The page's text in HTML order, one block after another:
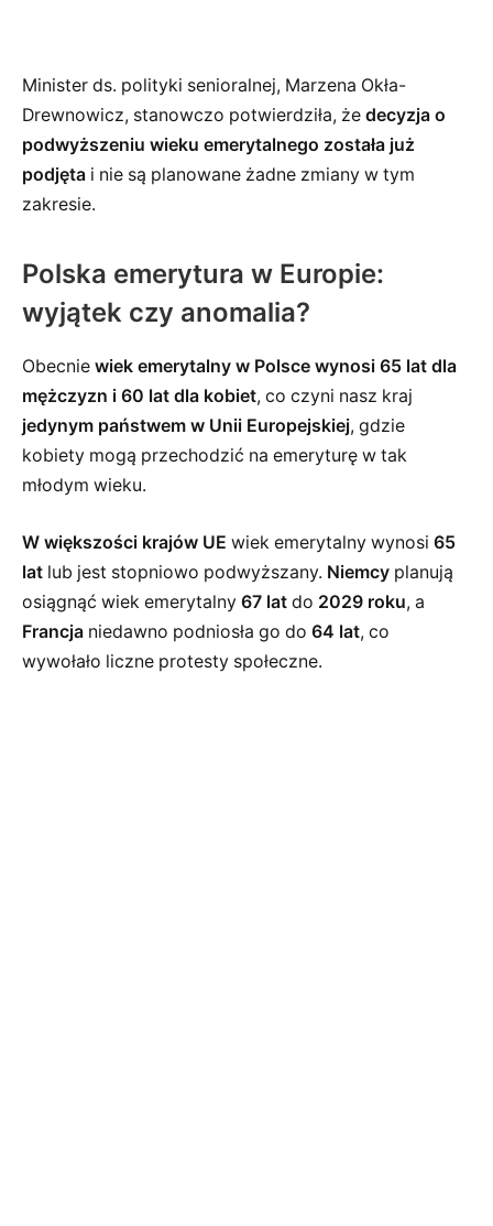
Minister ds. polityki senioralnej, Marzena Okła-
Drewnowicz, stanowczo potwierdziła, że decyzja o
podwyższeniu wieku emerytalnego została już
podjęta i nie są planowane żadne zmiany w tym
zakresie.
Polska emerytura w Europie:
wyjątek czy anomalia?
Obecnie wiek emerytalny w Polsce wynosi 65 lat dla
mężczyzn i 60 lat dla kobiet, co czyni nasz kraj
jedynym państwem w Unii Europejskiej, gdzie
kobiety mogą przechodzić na emeryturę w tak
młodym wieku.
W większości krajów UE wiek emerytalny wynosi 65
lat lub jest stopniowo podwyższany. Niemcy planują
osiągnąć wiek emerytalny 67 lat do 2029 roku, a
Francja niedawno podniosła go do 64 lat, co
wywołało liczne protesty społeczne.